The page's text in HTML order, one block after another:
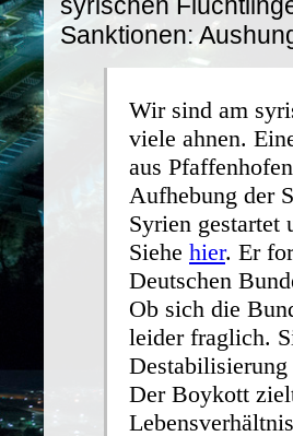
Sanktionen:
Wir sind am
viele ahnen.
aus
Aufhebung der
Syrien gestartet
Siehe hier. Er
Deutschen
Ob sich die
leider fraglich.
Der Boykott